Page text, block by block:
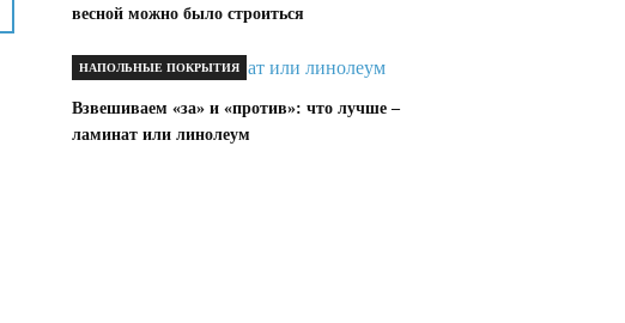
весной можно было строиться
НАПОЛЬНЫЕ ПОКРЫТИЯ
Взвешиваем «за» и «против»: что лучше –
ламинат или линолеум